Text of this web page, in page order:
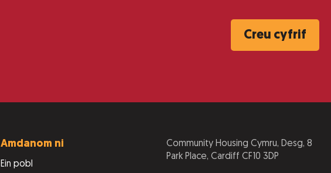
Creu cyfrif
Amdanom ni
Ein pobl
Community Housing Cymru, Desg, 8
Park Place, Cardiff CF10 3DP